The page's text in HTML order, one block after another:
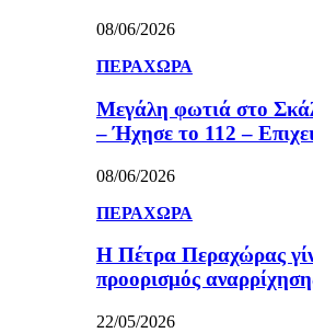
08/06/2026
ΠΕΡΑΧΩΡΑ
Μεγάλη φωτιά στο
– Ήχησε το 112 –
08/06/2026
ΠΕΡΑΧΩΡΑ
Η Πέτρα Περαχώρας
προορισμός
22/05/2026